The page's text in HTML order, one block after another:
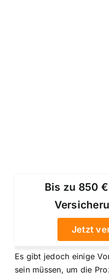
Bis zu 850
Jetzt
Es gibt jedoch einige
sein müssen, um die